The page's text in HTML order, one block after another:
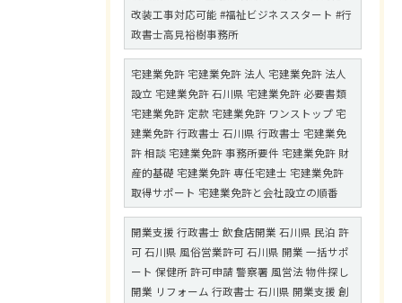
改装工事対応可能 #福祉ビジネススタート #行
政書士高見裕樹事務所
宅建業免許 宅建業免許 法人 宅建業免許 法人
設立 宅建業免許 石川県 宅建業免許 必要書類
宅建業免許 定款 宅建業免許 ワンストップ 宅
建業免許 行政書士 石川県 行政書士 宅建業免
許 相談 宅建業免許 事務所要件 宅建業免許 財
産的基礎 宅建業免許 専任宅建士 宅建業免許
取得サポート 宅建業免許と会社設立の順番
開業支援 行政書士 飲食店開業 石川県 民泊 許
可 石川県 風俗営業許可 石川県 開業 一括サポ
ート 保健所 許可申請 警察署 風営法 物件探し
開業 リフォーム 行政書士 石川県 開業支援 創